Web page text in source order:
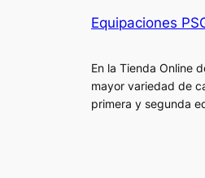
Equipaciones
En la Tienda Online
mayor variedad de
primera y segunda